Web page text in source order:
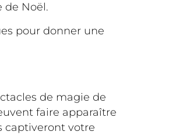
de Noël.
pour donner une
de magie de
faire apparaître
captiveront votre